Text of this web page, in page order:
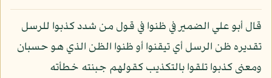
قال أبو علي الضمير في ظنوا في قول من شدد كذبوا للرسل
تقديره ظن الرسل أي تيقنوا أو ظنوا الظن الذي هو حسبان
ومعنى كذبوا تلقوا بالتكذيب كقولهم جبنته خطأته